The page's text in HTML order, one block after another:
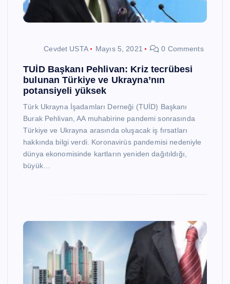
Cevdet USTA Mayıs 5, 2021 0 Comments
TUİD Başkanı Pehlivan: Kriz tecrübesi
bulunan Türkiye ve Ukrayna’nın
potansiyeli yüksek
Türk Ukrayna İşadamları Derneği (TUİD) Başkanı
Burak Pehlivan, AA muhabirine pandemi sonrasında
Türkiye ve Ukrayna arasında oluşacak iş fırsatları
hakkında bilgi verdi. Koronavirüs pandemisi nedeniyle
dünya ekonomisinde kartların yeniden dağıtıldığı,
büyük…